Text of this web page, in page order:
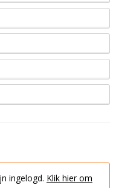
ingelogd. Klik hier om